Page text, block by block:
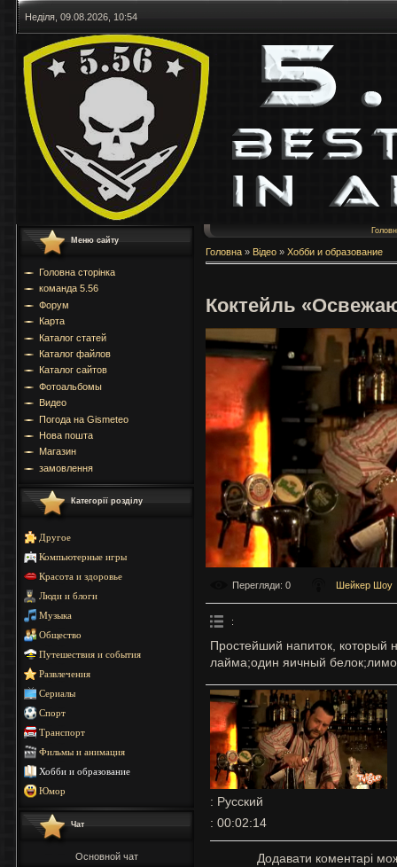
Неділя, 09.08.2026, 10:54
Меню сайту
Головна сторінка
команда 5.56
Форум
Карта
Каталог статей
Каталог файлов
Каталог сайтов
Фотоальбомы
Видео
Погода на Gismeteo
Нова пошта
Магазин
замовлення
Категорії розділу
Другое
Компьютерные игры
Красота и здоровье
Люди и блоги
Музыка
Общество
Путешествия и события
Развлечения
Сериалы
Спорт
Транспорт
Фильмы и анимация
Хобби и образование
Юмор
Чат
Основной чат
Головна » Відео » Хобби и образование
Коктейль
Перегляди: 0 Шейкер Шоу
:
Простейший напиток, который
лайма;один яичный
: Русский
: 00:02:14
Додавати коментарі